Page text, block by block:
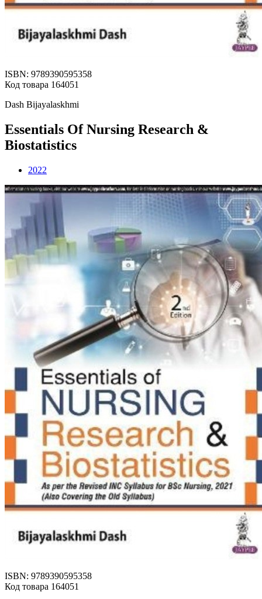
ISBN: 9789390595358
Код товара 164051
Dash Bijayalaskhmi
Essentials Of Nursing Research &
Biostatistics
2022
ISBN: 9789390595358
Код товара 164051